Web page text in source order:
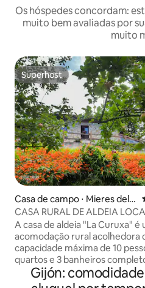
Os hóspedes concordam:
muito bem avaliadas por
muito
Superhost
Superhost
Casa de campo ⋅ Mieres del
Camino
CASA RURAL DE ALDEIA
EM PLENA NATUREZA
A casa de aldeia "La Curuxa" é
acomodação rural acolhedora
capacidade máxima de 10
quartos e 3 banheiros
está localizado em uma propriedade
isolada cercada por prados e
Gijón: